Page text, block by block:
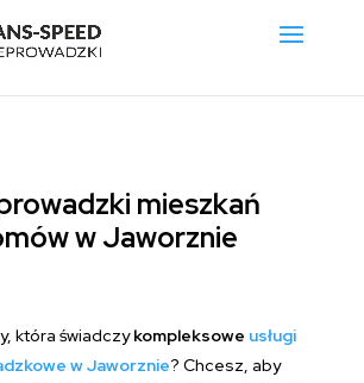
mieszkań
w Jaworznie
która świadczykompleksowe usługi
w Jaworznie? Chcesz, aby